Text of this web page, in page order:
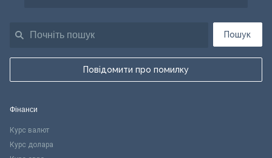
Пошук
Повідомити про помилку
Фінанси
Курс валют
Курс долара